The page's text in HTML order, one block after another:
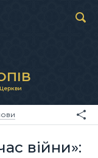
війни»: